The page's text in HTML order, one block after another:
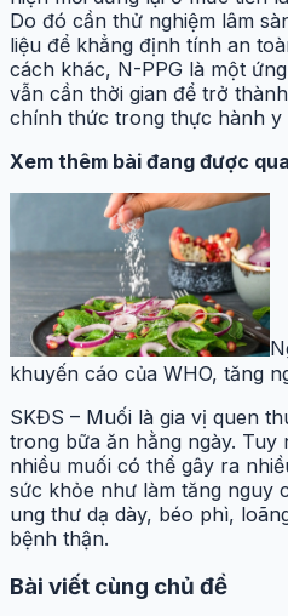
Do đó cần thử nghiệm lâm
liệu để khẳng định tính an
cách khác, N-PPG là một
vẫn cần thời gian để trở
chính thức trong thực hành y
Xem thêm bài đang được
khuyến cáo của WHO, tăng
SKĐS – Muối là gia vị quen
trong bữa ăn hằng ngày. Tuy
nhiều muối có thể gây ra
sức khỏe như làm tăng nguy
ung thư dạ dày, béo phì,
bệnh thận.
Bài viết cùng chủ đề